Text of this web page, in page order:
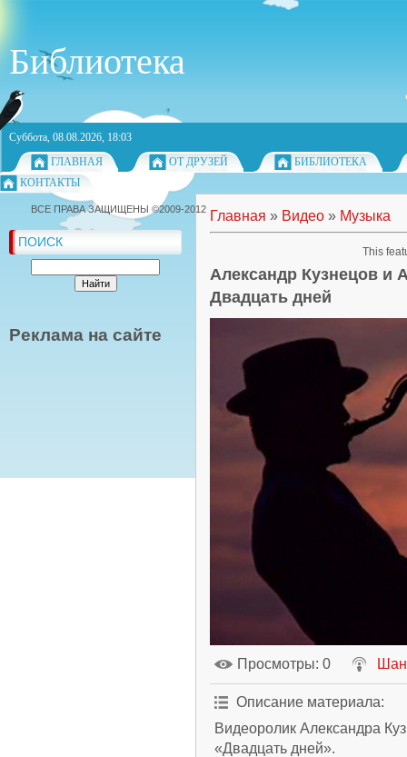
Библиотека
Суббота, 08.08.2026, 18:03
ГЛАВНАЯ
ОТ ДРУЗЕЙ
БИБЛИОТЕКА
КОНТАКТЫ
ПОИСК
Реклама на сайте
Главная » Видео » Музыка
Александр Кузнецов
Двадцать дней
Просмотры: 0
Описание материала:
Видеоролик Александра
«Двадцать дней».
ВСЕ ПРАВА ЗАЩИЩЕНЫ ©2009-2012
This